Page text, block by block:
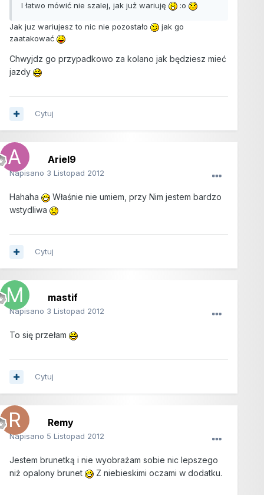
I łatwo mówić nie szalej, jak już wariuję :o
Jak juz wariujesz to nic nie pozostało
jak go
zaatakować
Chwyjdz go przypadkowo za kolano jak będziesz mieć
jazdy
Cytuj
Ariel9
Napisano 3 Listopad 2012
Hahaha
Właśnie nie umiem, przy Nim jestem bardzo
wstydliwa
Cytuj
mastif
Napisano 3 Listopad 2012
To się przełam
Cytuj
Remy
Napisano 5 Listopad 2012
Jestem brunetką i nie wyobrażam sobie nic lepszego
niż opalony brunet
Z niebieskimi oczami w dodatku.